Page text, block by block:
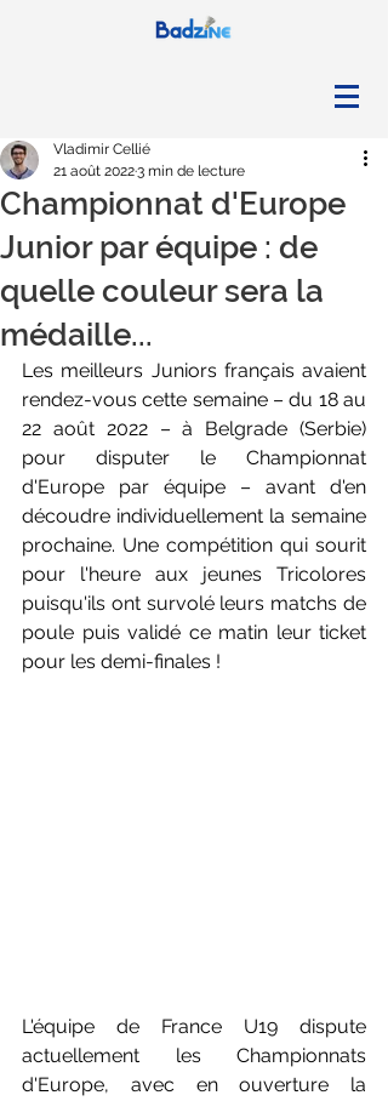
Championnat d'Europe
Junior par équipe : de
quelle couleur sera la
médaille...
Vladimir Cellié
21 août 20223 min de lecture
Les meilleurs Juniors français avaient
rendez-vous cette semaine – du 18 au
22 août 2022 – à Belgrade (Serbie)
pour disputer le Championnat
d'Europe par équipe – avant d'en
découdre individuellement la semaine
prochaine. Une compétition qui sourit
pour l'heure aux jeunes Tricolores
puisqu'ils ont survolé leurs matchs de
poule puis validé ce matin leur ticket
pour les demi-finales !
L'équipe de France U19 dispute
actuellement les Championnats
d'Europe, avec en ouverture la